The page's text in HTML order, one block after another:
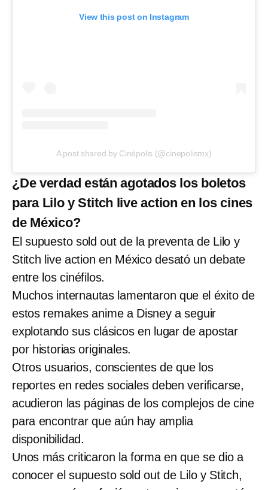
View this post on Instagram
A post shared by Cinépolis (@cinepolismx)
¿De verdad están agotados los boletos
para Lilo y Stitch live action en los cines
de México?
El supuesto sold out de la preventa de Lilo y
Stitch live action en México desató un debate
entre los cinéfilos.
Muchos internautas lamentaron que el éxito de
estos remakes anime a Disney a seguir
explotando sus clásicos en lugar de apostar
por historias originales.
Otros usuarios, conscientes de que los
reportes en redes sociales deben verificarse,
acudieron las páginas de los complejos de cine
para encontrar que aún hay amplia
disponibilidad.
Unos más criticaron la forma en que se dio a
conocer el supuesto sold out de Lilo y Stitch,